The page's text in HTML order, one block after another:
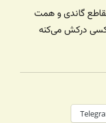
گاندی و همت
کسی درکش می‌کنه